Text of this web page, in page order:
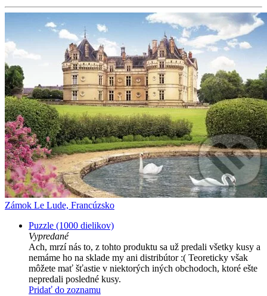
Zámok Le Lude, Francúzsko
Puzzle (1000 dielikov)
Vypredané
Ach, mrzí nás to, z tohto produktu sa už predali všetky kusy a
nemáme ho na sklade my ani distribútor :( Teoreticky však
môžete mať šťastie v niektorých iných obchodoch, ktoré ešte
nepredali posledné kusy.
Pridať do zoznamu